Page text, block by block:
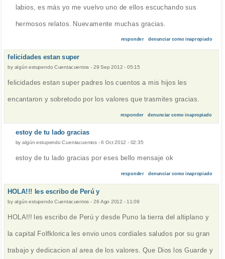
labios, es más yo me vuelvo uno de ellos escuchando sus
hermosos relatos. Nuevamente muchas gracias.
responder denunciar como inapropiado
felicidades estan super
by algún estupendo Cuentacuentos - 29 Sep 2012 - 05:15
felicidades estan super padres los cuentos a mis hijos les
encantaron y sobretodo por los valores que trasmites gracias.
responder denunciar como inapropiado
estoy de tu lado gracias
byalgún estupendo Cuentacuentos -6 Oct 2012 - 02:35
estoy de tu lado gracias por eses bello mensaje ok
responder denunciar como inapropiado
HOLA!!! les escribo de Perú y
by algún estupendo Cuentacuentos - 26 Ago 2012 - 11:09
HOLA!!! les escribo de Perú y desde Puno la tierra del altiplano y
la capital Folfklorica les envio unos cordiales saludos por su gran
trabajo y dedicacion al area de los valores. Que Dios los Guarde y